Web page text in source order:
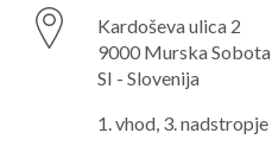
Kardoševa ulica 2
9000 Murska Sobota
SI - Slovenija
1. vhod, 3. nadstropje